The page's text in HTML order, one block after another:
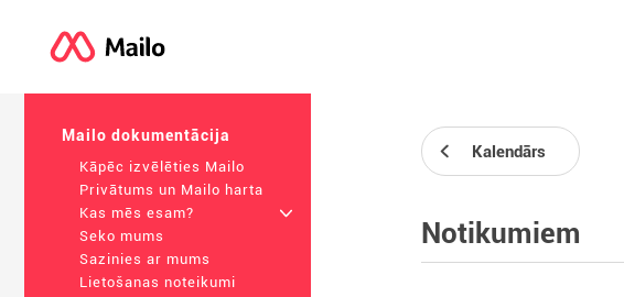
Mailo dokumentācija
Kāpēc izvēlēties Mailo
Privātums un Mailo harta
Kas mēs esam?
+
Seko mums
Sazinies ar mums
Lietošanas noteikumi
Kalendārs
Notikumiem